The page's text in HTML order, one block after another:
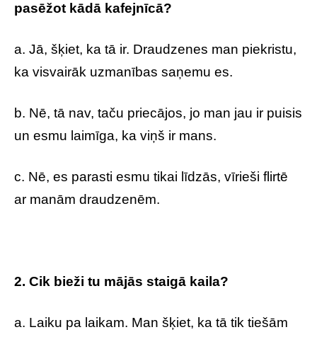
pasēžot kādā kafejnīcā?
a. Jā, šķiet, ka tā ir. Draudzenes man piekristu,
ka visvairāk uzmanības saņemu es.
b. Nē, tā nav, taču priecājos, jo man jau ir puisis
un esmu laimīga, ka viņš ir mans.
c. Nē, es parasti esmu tikai līdzās, vīrieši flirtē
ar manām draudzenēm.
2. Cik bieži tu mājās staigā kaila?
a. Laiku pa laikam. Man šķiet, ka tā tik tiešām